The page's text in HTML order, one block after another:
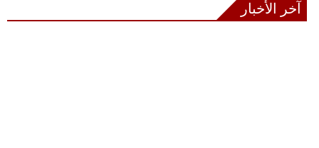
آخر الأخبار